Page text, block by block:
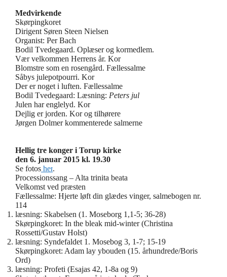
Medvirkende
Skørpingkoret
Dirigent Søren Steen Nielsen
Organist: Per Bach
Bodil Tvedegaard. Oplæser og kormedlem.
Vær velkommen Herrens år. Kor
Blomstre som en rosengård. Fællessalme
Såbys julepotpourri. Kor
Der er noget i luften. Fællessalme
Bodil Tvedegaard: Læsning: Peters jul
Julen har englelyd. Kor
Dejlig er jorden. Kor og tilhørere
Jørgen Dolmer kommenterede salmerne
Hellig tre konger i Torup kirke
den 6. januar 2015 kl. 19.30
Se fotos her.
Processionssang – Alta trinita beata
Velkomst ved præsten
Fællessalme: Hjerte løft din glædes vinger, salmebogen nr.
114
læsning: Skabelsen (1. Moseborg 1,1-5; 36-28)
Skørpingkoret: In the bleak mid-winter (Christina
Rossetti/Gustav Holst)
læsning: Syndefaldet 1. Mosebog 3, 1-7; 15-19
Skørpingkoret: Adam lay ybouden (15. århundrede/Boris
Ord)
læsning: Profeti (Esajas 42, 1-8a og 9)